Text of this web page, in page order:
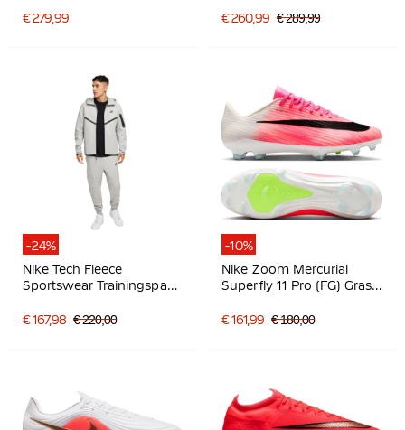
Felroze Zwart
€ 279,99
Felgroen Zilvergrijs
€ 260,99 € 289,99
-24%
Nike Tech Fleece
Sportswear Trainingspak
€ 167,98 € 220,00
-10%
Nike Zoom Mercurial
Superfly 11 Pro (FG) Gras
Wit Zwart
€ 161,99 € 180,00